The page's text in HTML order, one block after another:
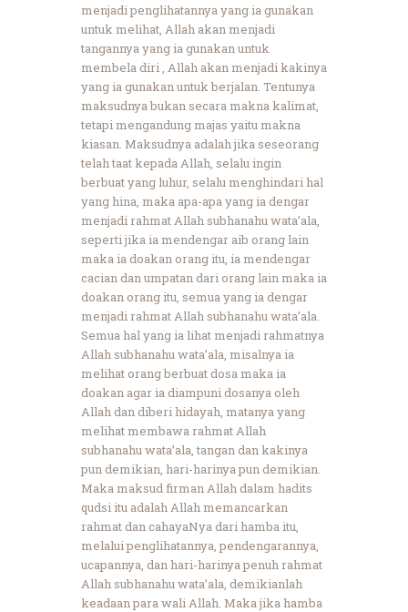
menjadi penglihatannya yang ia gunakan
untuk melihat, Allah akan menjadi
tangannya yang ia gunakan untuk
membela diri , Allah akan menjadi kakinya
yang ia gunakan untuk berjalan. Tentunya
maksudnya bukan secara makna kalimat,
tetapi mengandung majas yaitu makna
kiasan. Maksudnya adalah jika seseorang
telah taat kepada Allah, selalu ingin
berbuat yang luhur, selalu menghindari hal
yang hina, maka apa-apa yang ia dengar
menjadi rahmat Allah subhanahu wata’ala,
seperti jika ia mendengar aib orang lain
maka ia doakan orang itu, ia mendengar
cacian dan umpatan dari orang lain maka ia
doakan orang itu, semua yang ia dengar
menjadi rahmat Allah subhanahu wata’ala.
Semua hal yang ia lihat menjadi rahmatnya
Allah subhanahu wata’ala, misalnya ia
melihat orang berbuat dosa maka ia
doakan agar ia diampuni dosanya oleh
Allah dan diberi hidayah, matanya yang
melihat membawa rahmat Allah
subhanahu wata’ala, tangan dan kakinya
pun demikian, hari-harinya pun demikian.
Maka maksud firman Allah dalam hadits
qudsi itu adalah Allah memancarkan
rahmat dan cahayaNya dari hamba itu,
melalui penglihatannya, pendengarannya,
ucapannya, dan hari-harinya penuh rahmat
Allah subhanahu wata’ala, demikianlah
keadaan para wali Allah. Maka jika hamba